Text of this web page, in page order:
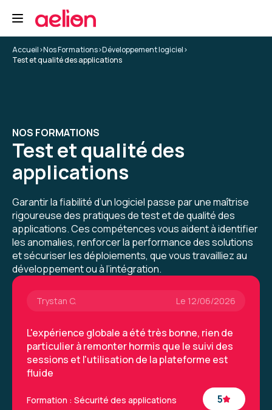
Accueil>Nos Formations>Développement logiciel>
Test et qualité des applications
NOS FORMATIONS
Test et qualité des
applications
Garantir la fiabilité d’un logiciel passe par une maîtrise
rigoureuse des pratiques de test et de qualité des
applications. Ces compétences vous aident à identifier
les anomalies, renforcer la performance des solutions
et sécuriser les déploiements, que vous travailliez au
développement ou à l’intégration.
L'expérience globale a été très bonne, rien de
particulier à remonter hormis que le suivi des
sessions et l'utilisation de la plateforme est
fluide
Trystan C.
5
L'expérience globale a été très bonne, rien de
particulier à remonter hormis que le suivi des
sessions et l'utilisation de la plateforme est
fluide
Formation : Sécurité des applications
Trystan C. Le 12/06/2026
5
L'expérience globale a été très bonne, rien de
particulier à remonter hormis que le suivi des
sessions et l'utilisation de la plateforme est
fluide
Formation : Sécurité des applications